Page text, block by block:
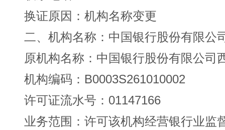
换证原因：机构名称变更
二、机构名称：中国银行股份有限公
原机构名称：中国银行股份有限公司
机构编码：B0003S261010002
许可证流水号：01147166
业务范围：许可该机构经营银行业监